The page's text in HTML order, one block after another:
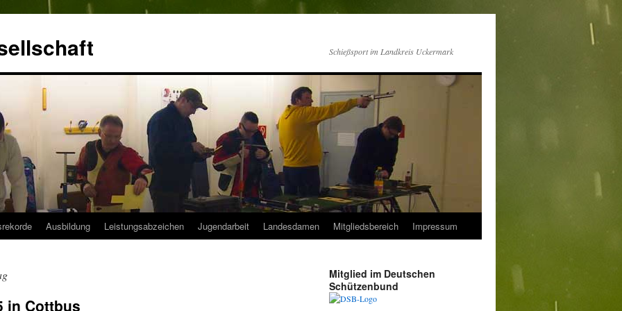
Schießsport im Landkreis Uckermark
Ausbildung Leistungsabzeichen Jugendarbeit Landesdamen Mitgliedsbereich Impressum
in Cottbus
Mitglied im Deutschen
Schützenbund